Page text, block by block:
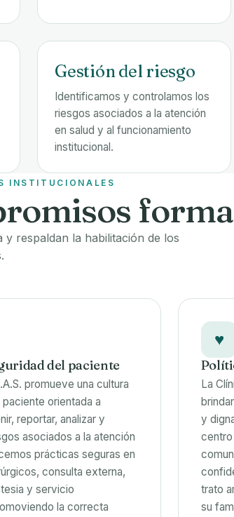
Gestión del riesgo
Identificamos y controlamos los
riesgos asociados a la atención
en salud y al funcionamiento
institucional.
INSTITUCIONALES
respaldan la habilitación de los
del paciente
promueve una cultura
orientada a
reportar, analizar y
asociados a la atención
prácticas seguras en
consulta externa,
y servicio
la correcta
♥
La
y
trato
su